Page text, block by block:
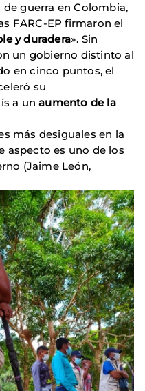
de guerra en Colombia,
FARC-EP firmaron el
y duradera». Sin
un gobierno distinto al
en cinco puntos, el
su
a unaumento de la
más desiguales en la
aspecto es uno de los
(Jaime León,